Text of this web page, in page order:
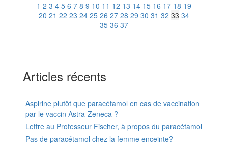
1 2 3 4 5 6 7 8 9 10 11 12 13 14 15 16 17 18 19
20 21 22 23 24 25 26 27 28 29 30 31 32 33 34
35 36 37
Articles récents
Aspirine plutôt que paracétamol en cas de vaccination
par le vaccin Astra-Zeneca ?
Lettre au Professeur Fischer, à propos du paracétamol
Pas de paracétamol chez la femme enceinte?